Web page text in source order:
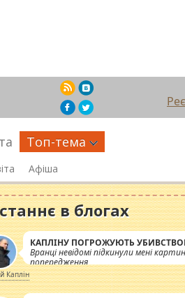
Топ-тема
Афіша
в блогах
КАПЛІНУ ПОГРОЖУЮТЬ
Вранці невідомі підкинули мені
попередження
Каплін